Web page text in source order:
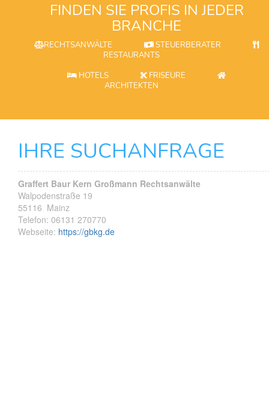
FINDEN SIE PROFIS IN JEDER
BRANCHE
RECHTSANWÄLTE
STEUERBERATER
RESTAURANTS
HOTELS
FRISEURE
ARCHITEKTEN
IHRE SUCHANFRAGE
Graffert Baur Kern Großmann Rechtsanwälte
Walpodenstraße 19
55116 Mainz
Telefon: 06131 270770
Webseite: https://gbkg.de